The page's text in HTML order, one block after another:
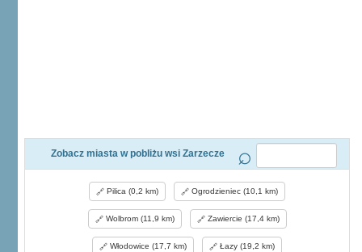
Zobacz miasta w pobliżu wsi Zarzecze
Pilica (0,2 km) Ogrodzieniec (10,1 km)
Wolbrom (11,9 km) Zawiercie (17,4 km)
Włodowice (17,7 km) Łazy (19,2 km)